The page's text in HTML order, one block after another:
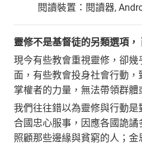
閱讀裝置：閱讀器,
靈修不是基督徒的另類選項，
現今有些教會重視靈修，卻
面，有些教會投身社會行動
掌權者的力量，無法帶領群體
我們往往錯以為靈修與行動
合國忠心服事，因應各國詭
照顧那些邊緣與貧窮的人；